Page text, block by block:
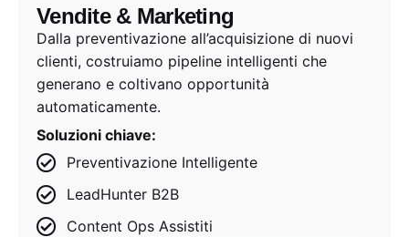
Vendite & Marketing
Dalla preventivazione all’acquisizione di nuovi
clienti, costruiamo pipeline intelligenti che
generano e coltivano opportunità
automaticamente.
Soluzioni chiave:
Preventivazione Intelligente
LeadHunter B2B
Content Ops Assistiti